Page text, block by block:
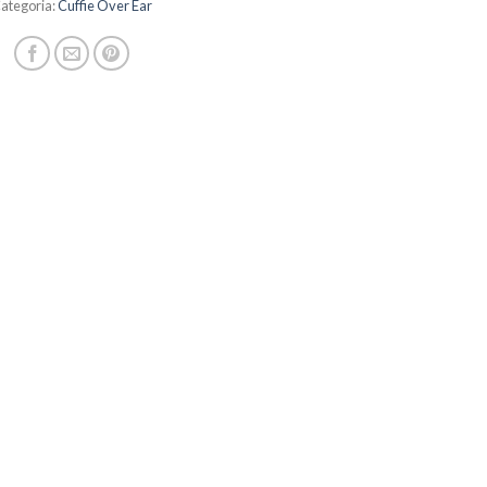
Cuffie Over Ear